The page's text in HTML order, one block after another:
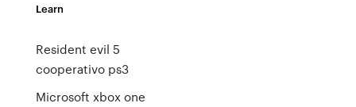
Learn
Resident evil 5
cooperativo ps3
Microsoft xbox one